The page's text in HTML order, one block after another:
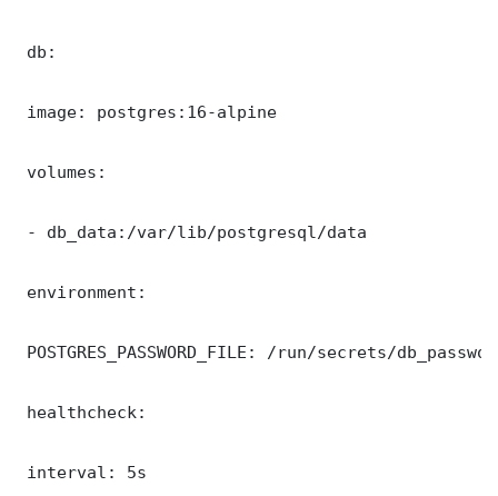
db:
image: postgres:16-alpine
volumes:
- db_data:/var/lib/postgresql/data
environment:
POSTGRES_PASSWORD_FILE: /run/secrets/
healthcheck:
interval: 5s